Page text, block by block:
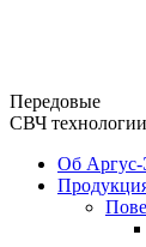
Передовые
СВЧ технологии
Об